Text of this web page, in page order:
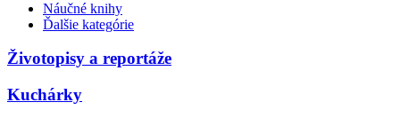
Náučné knihy
Ďalšie kategórie
Životopisy a reportáže
Kuchárky